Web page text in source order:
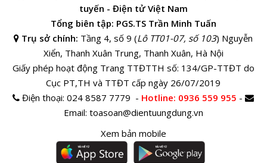
tuyến - Điện tử Việt Nam
Tổng biên tập: PGS.TS Trần Minh Tuấn
Trụ sở chính: Tầng 4, số 9 (Lô TT01-07, số 103) Nguyễn
Xiển, Thanh Xuân Trung, Thanh Xuân, Hà Nội
Giấy phép hoạt động Trang TTĐTTH số: 134/GP-TTĐT do
Cục PT,TH và TTĐT cấp ngày 26/07/2019
Điện thoại:024 8587 7779 - Hotline: 0936 559 955 -
Email: toasoan@dientuungdung.vn
Xem bản mobile